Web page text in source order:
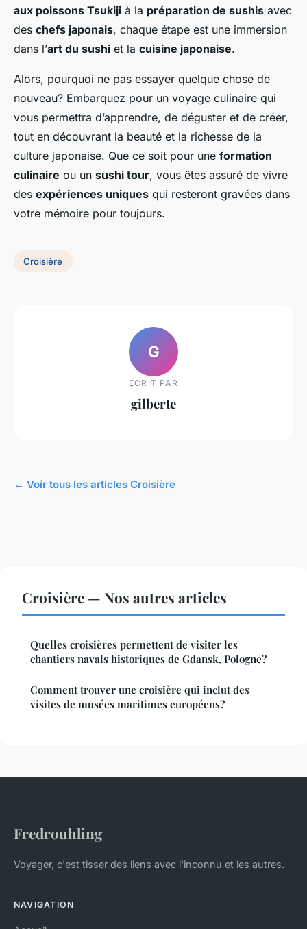
aux poissons Tsukiji à la préparation de sushis avec
des chefs japonais, chaque étape est une immersion
dans l’art du sushi et la cuisine japonaise.
Alors, pourquoi ne pas essayer quelque chose de
nouveau? Embarquez pour un voyage culinaire qui
vous permettra d’apprendre, de déguster et de créer,
tout en découvrant la beauté et la richesse de la
culture japonaise. Que ce soit pour une formation
culinaire ou un sushi tour, vous êtes assuré de vivre
des expériences uniques qui resteront gravées dans
votre mémoire pour toujours.
Croisière
G
ECRIT PAR
gilberte
← Voir tous les articles Croisière
Croisière — Nos autres articles
Quelles croisières permettent de visiter les
chantiers navals historiques de Gdansk, Pologne?
Comment trouver une croisière qui inclut des
visites de musées maritimes européens?
Fredrouhling
Voyager, c'est tisser des liens avec l'inconnu et les autres.
NAVIGATION